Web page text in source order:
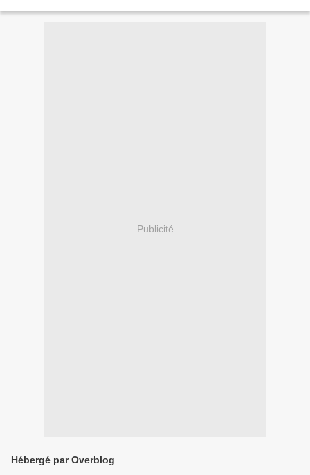
Publicité
Hébergé par Overblog